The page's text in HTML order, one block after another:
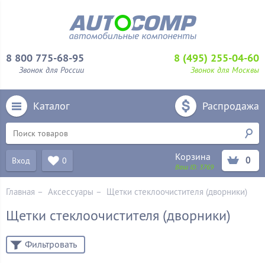
8 800 775-68-95
Звонок для России
8 (495) 255-04-60
Звонок для Москвы
Каталог Распродажа
Вход 0 Корзина
Ваш ID: 3769
0
Главная – Аксессуары – Щетки стеклоочистителя (дворники)
Щетки стеклоочистителя (дворники)
Фильтровать